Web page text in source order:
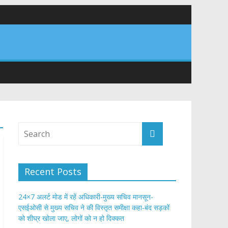
को शीघ्र खोला जाए, लोगों को न हो दिक्कत
Recent Posts
24×7 अलर्ट मोड में रहें अधिकारी-मुख्य सचिव मानसून-
एसईओसी से मुख्य सचिव ने की विस्तृत समीक्षा कहा-बंद सड़कों
को शीघ्र खोला जाए, लोगों को न हो दिक्कत